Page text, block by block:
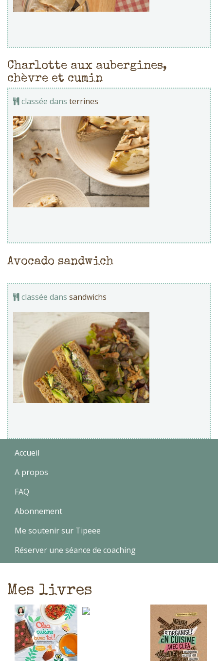
Charlotte aux aubergines,
chèvre et cumin
classée dans terrines
Avocado sandwich
classée dans sandwichs
Accueil
A propos
FAQ
Abonnement
Me soutenir sur Tipeee
Réserver une séance de coaching
Mes livres